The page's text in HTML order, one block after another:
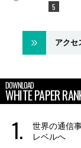
アクセ
DOWNLOAD
WHITE PAPER
世界の通信
レベルへ